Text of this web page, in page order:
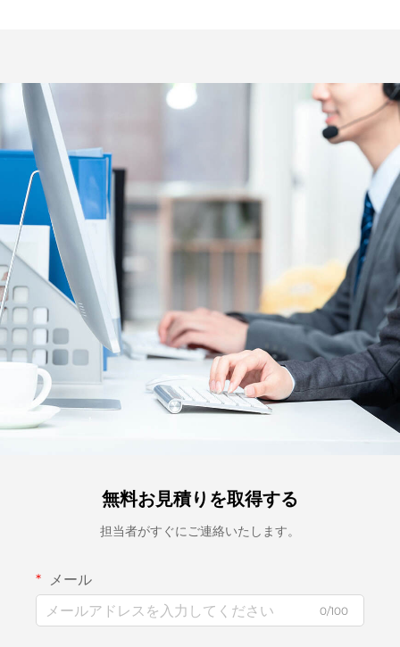
無料お見積りを取得する
担当者がすぐにご連絡いたします。
メール
0/100